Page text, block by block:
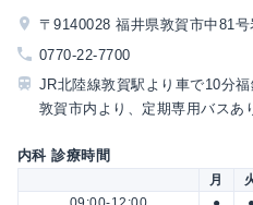
〒9140028 福井県敦賀市中81
0770-22-7700
JR北陸線敦賀駅より車で10分
敦賀市内より、定期専用バスあ
内科 診療時間
月